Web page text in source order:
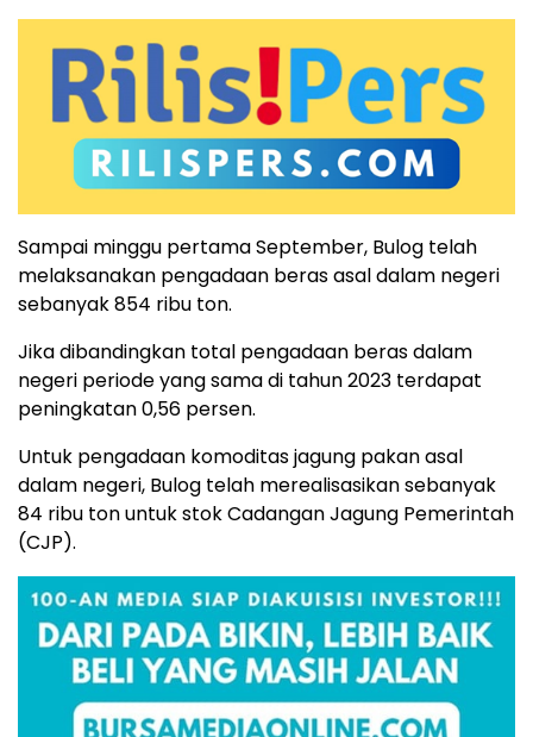
Sampai minggu pertama September, Bulog telah
melaksanakan pengadaan beras asal dalam negeri
sebanyak 854 ribu ton.
Jika dibandingkan total pengadaan beras dalam
negeri periode yang sama di tahun 2023 terdapat
peningkatan 0,56 persen.
Untuk pengadaan komoditas jagung pakan asal
dalam negeri, Bulog telah merealisasikan sebanyak
84 ribu ton untuk stok Cadangan Jagung Pemerintah
(CJP).